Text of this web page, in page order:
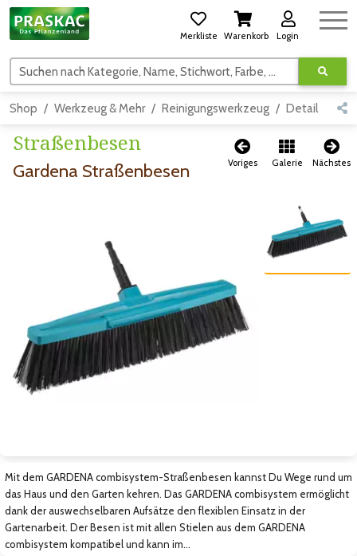
Merkliste Warenkorb Login
Suchen nach Kategorie, Name, Stichwort, Farbe, usw.
Shop Werkzeug & Mehr Reinigungswerkzeug Detail
Straßenbesen
Gardena Straßenbesen Voriges Galerie Nächstes
Zum vorigen Bild
Zum nächsten Bild
Mit dem GARDENA combisystem-Straßenbesen kannst Du Wege rund um
das Haus und den Garten kehren. Das GARDENA combisystem ermöglicht
dank der auswechselbaren Aufsätze den flexiblen Einsatz in der
Gartenarbeit. Der Besen ist mit allen Stielen aus dem GARDENA
combisystem kompatibel und kann im…